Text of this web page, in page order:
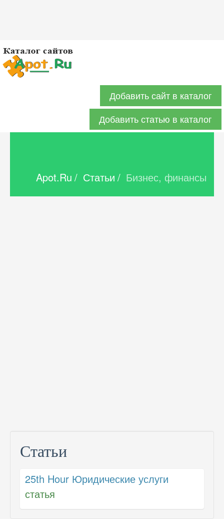
Добавить сайт в каталог
Добавить статью в каталог
Apot.Ru / Статьи / Бизнес, финансы
Статьи
25th Hour Юридические услуги
статья